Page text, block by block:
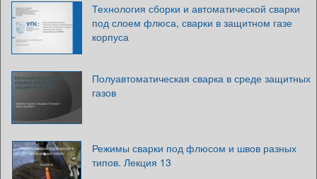
Технология сборки и автоматической сварки
под слоем флюса, сварки в защитном газе
корпуса
Полуавтоматическая сварка в среде защитных
газов
Режимы сварки под флюсом и швов разных
типов. Лекция 13